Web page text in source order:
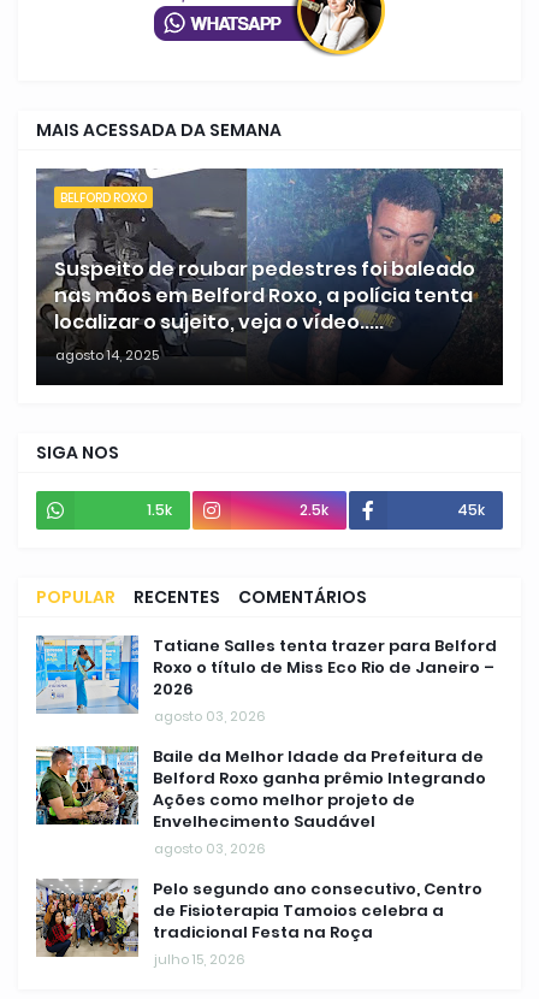
MAIS ACESSADA DA SEMANA
BELFORD ROXO
Suspeito de roubar pedestres foi baleado
nas mãos em Belford Roxo, a polícia tenta
localizar o sujeito, veja o vídeo.....
agosto 14, 2025
SIGA NOS
1.5k 2.5k 45k
POPULAR RECENTES COMENTÁRIOS
Tatiane Salles tenta trazer para Belford
Roxo o título de Miss Eco Rio de Janeiro –
2026
agosto 03, 2026
Baile da Melhor Idade da Prefeitura de
Belford Roxo ganha prêmio Integrando
Ações como melhor projeto de
Envelhecimento Saudável
agosto 03, 2026
Pelo segundo ano consecutivo, Centro
de Fisioterapia Tamoios celebra a
tradicional Festa na Roça
julho 15, 2026